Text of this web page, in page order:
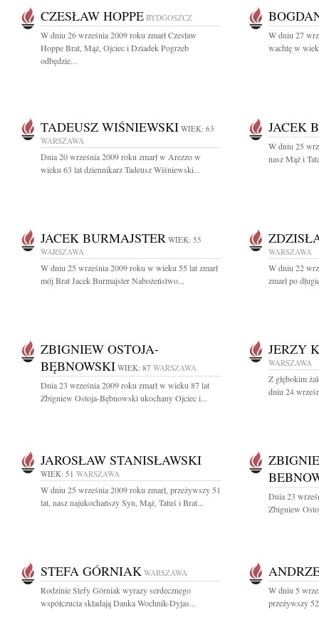
CZESŁAW HOPPE BYDGOSZCZ
W dniu 26 września 2009 roku zmarł Czesław
Hoppe Brat, Mąż, Ojciec i Dziadek Pogrzeb
odbędzie...
W dniu 27
wachtę w
TADEUSZ WIŚNIEWSKI WIEK: 63
WARSZAWA
Dnia 20 września 2009 roku zmarł w Arezzo w
wieku 63 lat dziennikarz Tadeusz Wiśniewski...
JACEK
W dniu 25
nasz Mąż i
JACEK BURMAJSTER WIEK: 55
WARSZAWA
W dniu 25 września 2009 roku w wieku 55 lat zmarł
mój Brat Jacek Burmajster Nabożeństwo...
WARSZAWA
W dniu 22
zmarł po
ZBIGNIEW OSTOJA-
BĘBNOWSKI WIEK: 87 WARSZAWA
Dnia 23 września 2009 roku zmarł w wieku 87 lat
Zbigniew Ostoja-Bębnowski ukochany Ojciec i...
JERZY
WARSZAWA
Z głębokim
dniu 24
JAROSŁAW STANISŁAWSKI
WIEK: 51 WARSZAWA
W dniu 25 września 2009 roku zmarł, przeżywszy 51
lat, nasz najukochańszy Syn, Mąż, Tatuś i Brat...
Dnia 23
Zbigniew
STEFA GÓRNIAK WARSZAWA
Rodzinie Stefy Górniak wyrazy serdecznego
współczucia składają Danka Wochnik-Dyjas...
W dniu 5
przeżywszy